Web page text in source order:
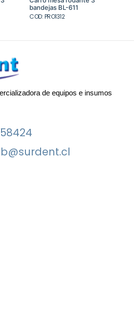
bandejas BL-611
COD: PRO1312
de equipos e insumos